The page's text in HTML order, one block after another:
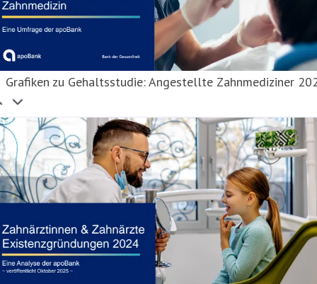
Grafiken zu Gehaltsstudie: Angestellte Zahnmediziner